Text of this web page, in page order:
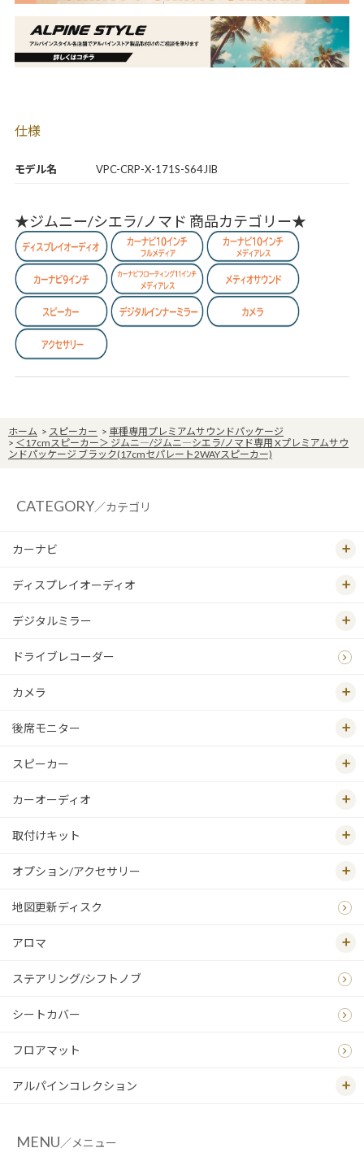
モデル名 VPC-CRP-X-171S-S64JIB
仕様
★ジムニー/シエラ/ノマド 商品カテゴリー★
ホーム > スピーカー > 車種専用プレミアムサウンドパッケージ
> ＜17cmスピーカー＞ ジムニ―/ジムニ―シエラ/ノマド専用 Xプレミアムサウ
ンドパッケージ ブラック(17cmセパレート2WAYスピーカー)
CATEGORY／カテゴリ
カーナビ
ディスプレイオーディオ
デジタルミラー
ドライブレコーダー
カメラ
後席モニター
スピーカー
カーオーディオ
取付けキット
オプション/アクセサリー
地図更新ディスク
アロマ
ステアリング/シフトノブ
シートカバー
フロアマット
アルパインコレクション
MENU／メニュー